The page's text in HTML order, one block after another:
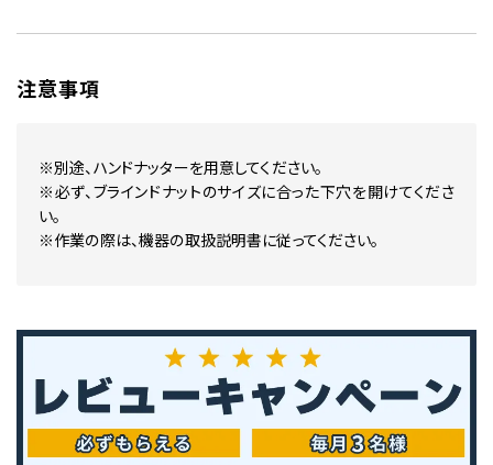
注意事項
※別途、ハンドナッターを用意してください。
※必ず、ブラインドナットのサイズに合った下穴を開けてくださ
い。
※作業の際は、機器の取扱説明書に従ってください。